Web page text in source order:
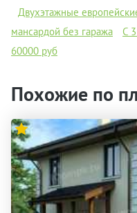
Двухэтажные
мансардой без гаража
С
60000 руб
Похожие по